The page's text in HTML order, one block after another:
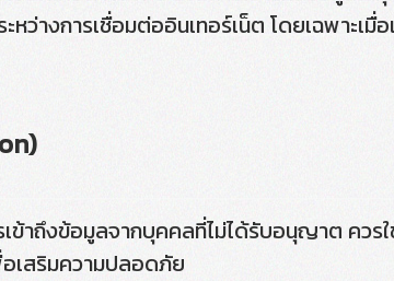
ะหว่างการเชื่อมต่ออินเทอร์เน็ต โดยเฉพาะเ
าถึงข้อมูลจากบุคคลที่ไม่ได้รับอนุญาต ควร
เสริมความปลอดภัย